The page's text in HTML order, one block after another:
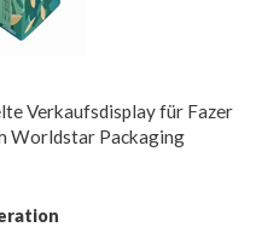
Verkaufsdisplay für Fazer
Worldstar Packaging